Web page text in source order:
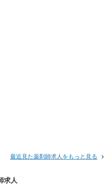
最近見た薬剤師求人をもっと見る
求人